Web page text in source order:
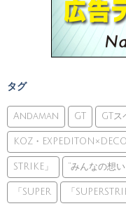
タグ
Andaman GT GTス
KOZ・
STRIKE」 ”みんなの想
「SUPER 「